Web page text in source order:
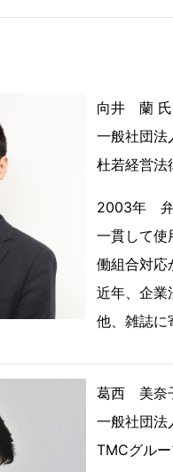
向井 蘭 氏
一般社団
杜若経営
2003年 弁
一貫して使
働組合対応
近年、企業
他、雑誌に
葛西 美奈
一般社団
TMCグル